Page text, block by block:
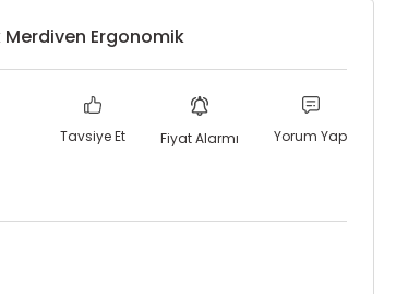
Merdiven Ergonomik
Tavsiye Et Fiyat Alarmı Yorum Yap